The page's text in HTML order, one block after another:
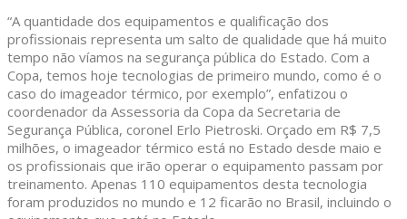
“A quantidade dos equipamentos e qualificação dos
profissionais representa um salto de qualidade que há muito
tempo não víamos na segurança pública do Estado. Com a
Copa, temos hoje tecnologias de primeiro mundo, como é o
caso do imageador térmico, por exemplo”, enfatizou o
coordenador da Assessoria da Copa da Secretaria de
Segurança Pública, coronel Erlo Pietroski. Orçado em R$ 7,5
milhões, o imageador térmico está no Estado desde maio e
os profissionais que irão operar o equipamento passam por
treinamento. Apenas 110 equipamentos desta tecnologia
foram produzidos no mundo e 12 ficarão no Brasil, incluindo o